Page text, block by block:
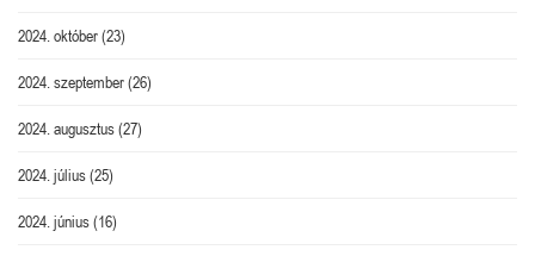
2024. október(23)
2024. szeptember(26)
2024. augusztus(27)
2024. július(25)
2024. június(16)